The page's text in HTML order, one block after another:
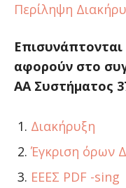
Περίληψη
αφορούν στο
ΑΑ Συστήματος
Διακήρυξη
Έγκριση όρων
ΕΕΕΣ PDF -sing